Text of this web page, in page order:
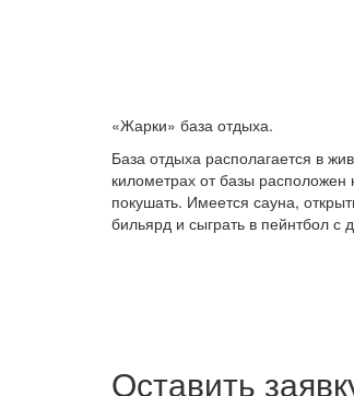
«Жарки» база отдыха.
База отдыха располагается в
километрах от базы
покушать. Имеется сауна,
бильярд и сыграть в пейнтбол с
Оставить